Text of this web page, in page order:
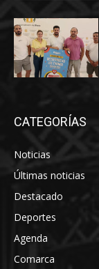
CATEGORÍAS
Noticias
Últimas noticias
Destacado
Deportes
Agenda
Comarca